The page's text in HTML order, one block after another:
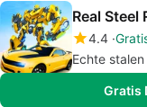
Real
4.4
Echte
Gratis